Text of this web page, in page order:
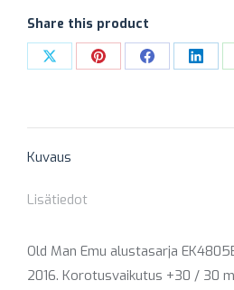
MM
(ETU
HD
määrä
Share this product
Share Share Share Share
Kuvaus
Lisätiedot
Old Man Emu alustasarja
2016. Korotusvaikutus +30 / 30